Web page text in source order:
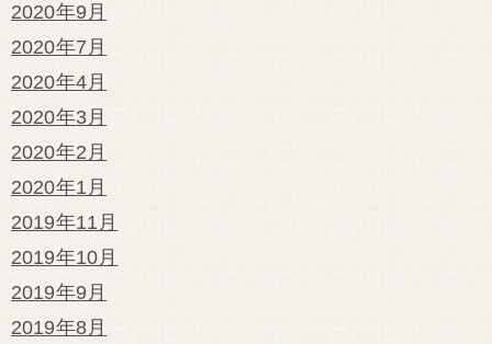
2020年9月
2020年7月
2020年4月
2020年3月
2020年2月
2020年1月
2019年11月
2019年10月
2019年9月
2019年8月